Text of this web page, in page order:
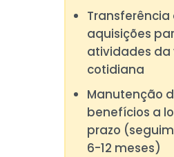
Transferência
aquisições
atividades da
cotidiana
Manutenção
benefícios a
prazo
6-12 meses)